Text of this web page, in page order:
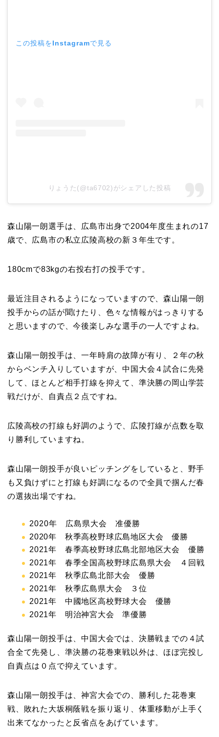
この投稿をInstagramで見る
りょうた(@ta6702)がシェアした投稿
森山陽一朗選手は、広島市出身で2004年度生まれの17
歳で、 広島市の私立広陵高校の新３年生です。
180cmで83kgの右投右打の投手です。
最近注目されるようになっていますので、森山陽一朗
投手からの話が聞けたり、色々な情報がはっきりする
と思いますので、今後楽しみな選手の一人ですよね。
森山陽一朗投手は、一年時肩の故障が有り、２年の秋
からベンチ入りしていますが、中国大会４試合に先発
して、ほとんど相手打線を抑えて、準決勝の岡山学芸
戦だけが、自責点２点ですね。
広陵高校の打線も好調のようで、広陵打線が点数を取
り勝利していますね。
森山陽一朗投手が良いピッチングをしていると、野手
も又負けずにと打線も好調になるので全員で掴んだ春
の選抜出場ですね。
2020年 広島県大会 准優勝
2020年 秋季高校野球広島地区大会 優勝
2021年 春季高校野球広島北部地区大会 優勝
2021年 春季全国高校野球広島県大会 ４回戦
2021年 秋季広島北部大会 優勝
2021年 秋季広島県大会 ３位
2021年 中國地区高校野球大会 優勝
2021年 明治神宮大会 準優勝
森山陽一朗投手は、中国大会では、決勝戦までの４試
合全て先発し、準決勝の花巻東戦以外は、ほぼ完投し
自責点は０点で抑えています。
森山陽一朗投手は、神宮大会での、勝利した花巻東
戦、敗れた大坂桐蔭戦を振り返り、体重移動が上手く
出来てなかったと反省点をあげています。